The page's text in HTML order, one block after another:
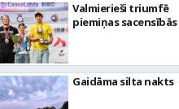
Valmierieši triumfē
piemiņas sacensībās
Gaidāma silta nakts